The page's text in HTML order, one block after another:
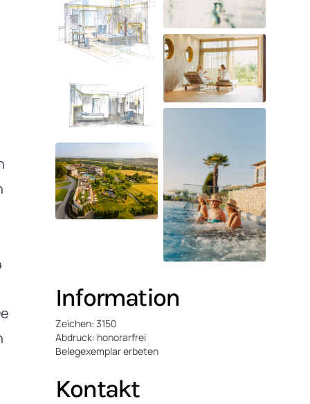
Information
Zeichen: 3150
Abdruck: honorarfrei
Belegexemplar erbeten
Kontakt